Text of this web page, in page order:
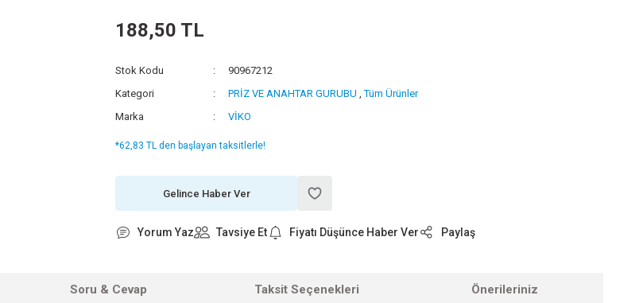
188,50 TL
Stok Kodu
90967212
Kategori
PRİZ VE ANAHTAR GURUBU ,Tüm Ürünler
Marka
VİKO
*62,83 TL den başlayan taksitlerle!
Gelince Haber Ver
Yorum Yaz Tavsiye Et Fiyatı Düşünce Haber Ver Paylaş
Soru & Cevap Taksit Seçenekleri Önerileriniz